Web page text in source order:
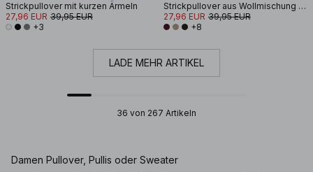
Strickpullover mit kurzen Ärmeln
27,96 EUR 39,95 EUR
+3
Strickpullover aus Wollmischung mit Rundhalsausschnitt
27,96 EUR 39,95 EUR
+8
LADE MEHR ARTIKEL
36 von 267 Artikeln
Damen Pullover, Pullis oder Sweater